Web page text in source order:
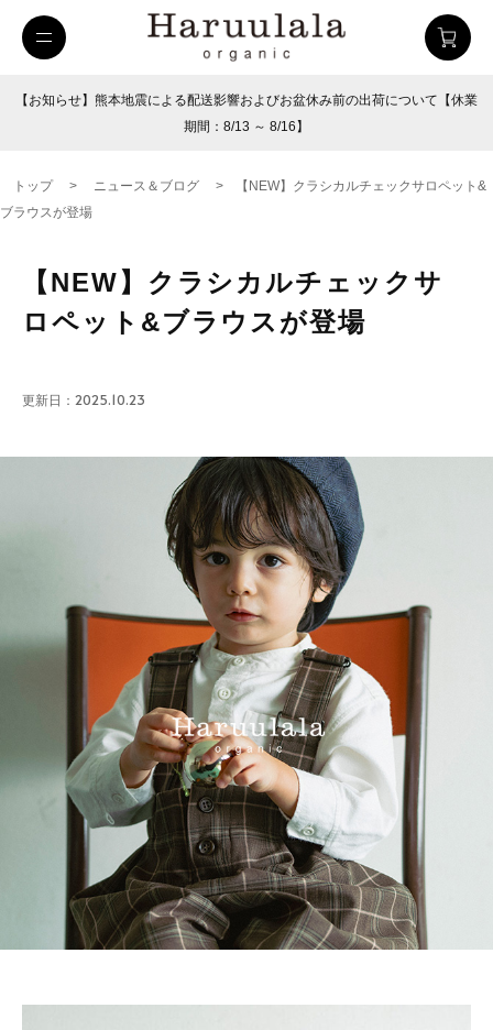
【お知らせ】熊本地震による配送影響およびお盆休み前の出荷について【休業
期間：8/13 ～ 8/16】
トップ > ニュース＆ブログ >
【NEW】クラシカルチェックサロペット&
ブラウスが登場
【NEW】クラシカルチェックサ
ロペット&ブラウスが登場
更新日：2025.10.23